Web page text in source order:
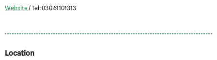
Website/ Tel: 030 61101313
Location